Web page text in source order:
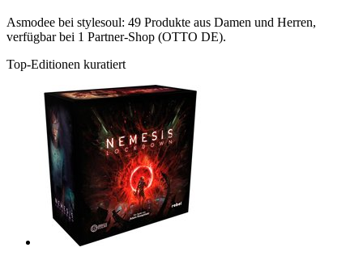
Asmodee bei stylesoul: 49 Produkte aus Damen und Herren,
verfügbar bei 1 Partner-Shop (OTTO DE).
Top-Editionen kuratiert